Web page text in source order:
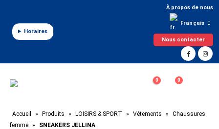
Horaires
À propos de nous
Français
Nous contacter
0 0
Accueil » Produits » LOISIRS & SPORT » Vêtements »
Chaussures
femme » SNEAKERS JELLINA